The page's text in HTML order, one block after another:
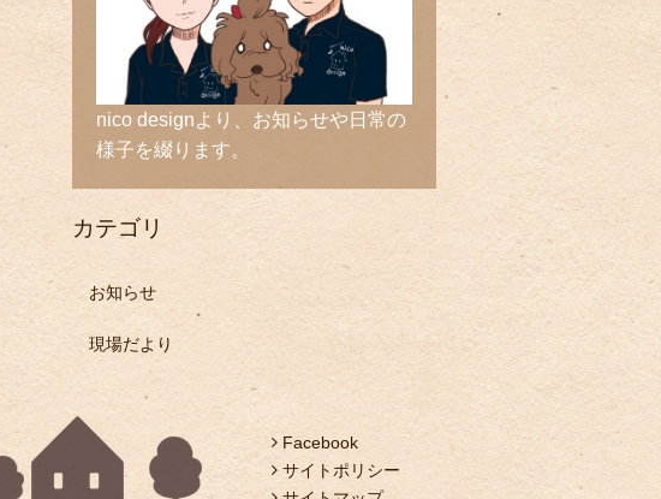
nico designより、お知らせや日常の
様子を綴ります。
カテゴリ
お知らせ
現場だより
Facebook
サイトポリシー